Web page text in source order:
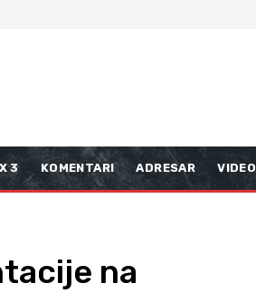
3 KOMENTARI ADRESAR VIDEO
na